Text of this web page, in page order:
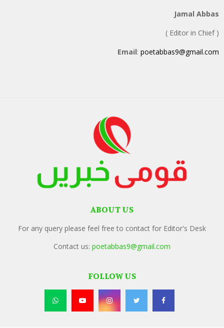
Jamal Abbas
( Editor in Chief )
Email: poetabbas9@gmail.com
ABOUT US
For any query please feel free to contact for Editor's Desk
Contact us: poetabbas9@gmail.com
FOLLOW US